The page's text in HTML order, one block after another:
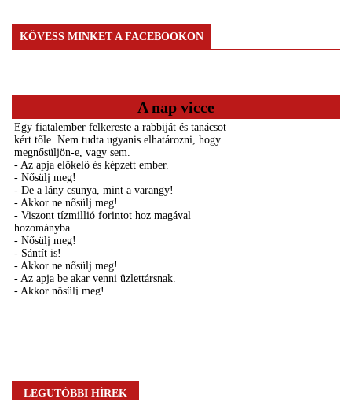
KÖVESS MINKET A FACEBOOKON
A nap vicce
LEGUTÓBBI HÍREK